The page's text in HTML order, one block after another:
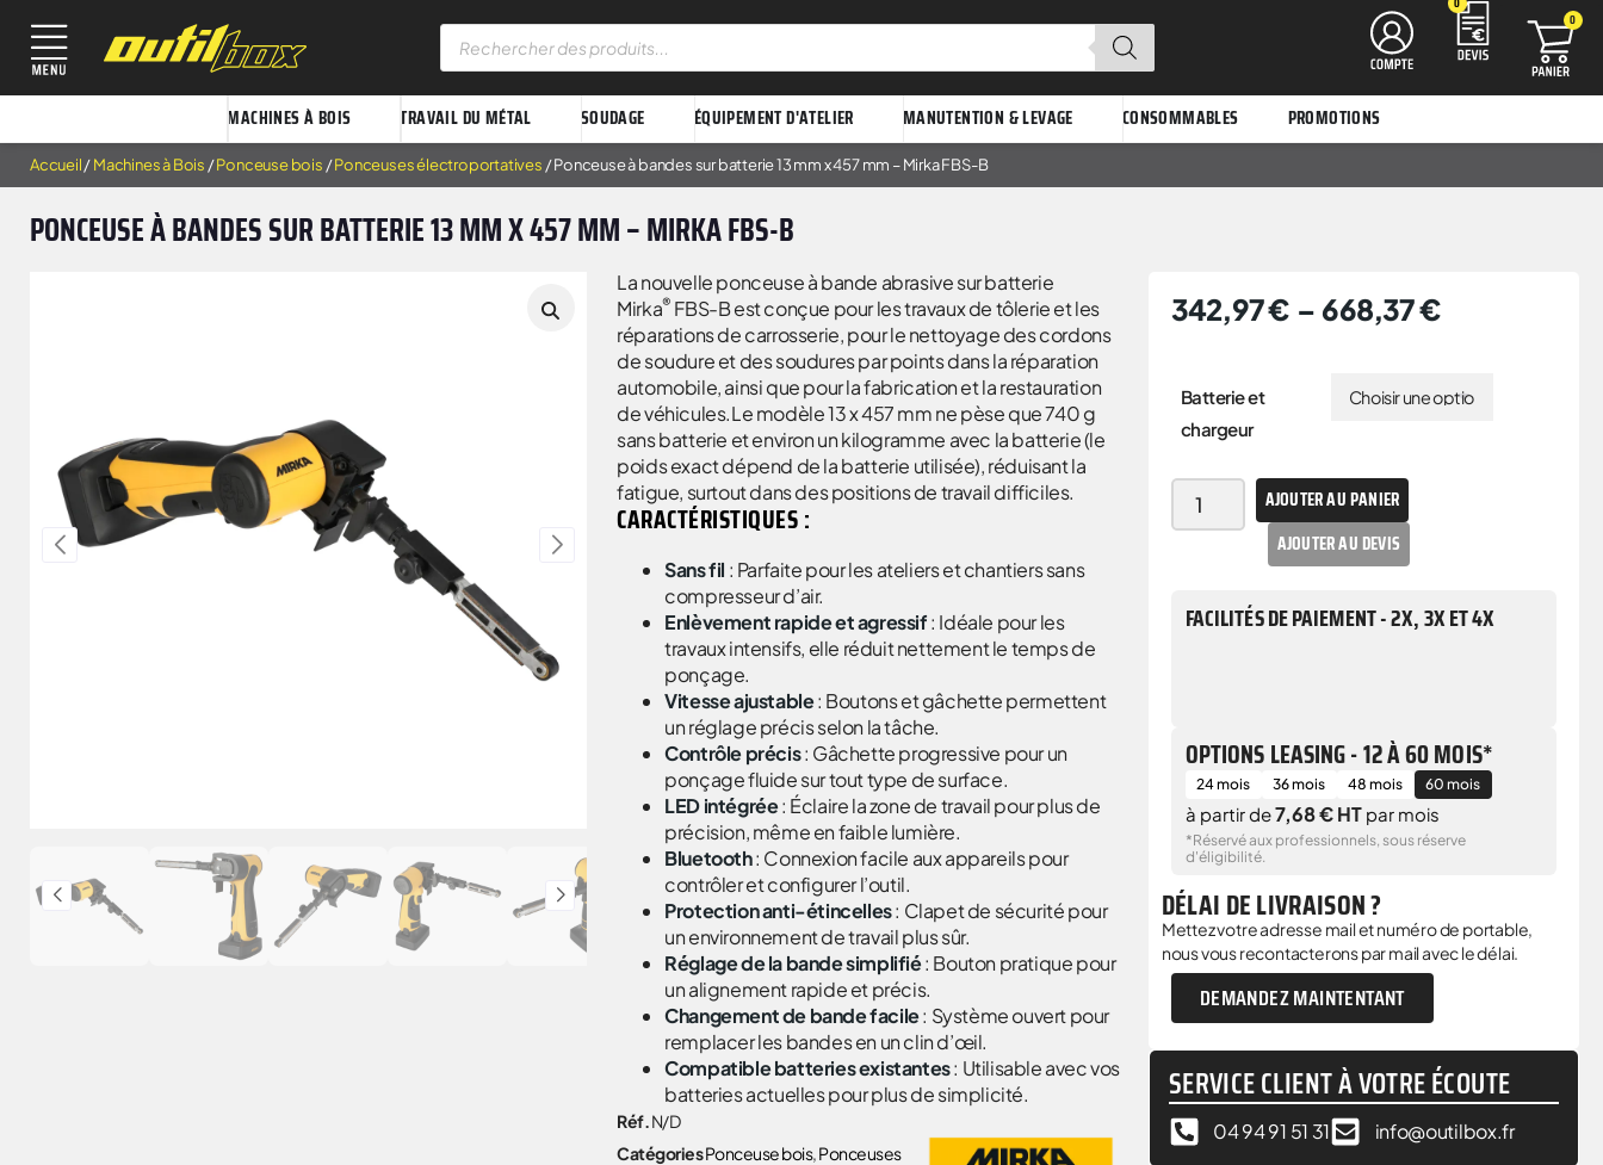
0
MACHINES À BOIS TRAVAIL DU MÉTAL SOUDAGE ÉQUIPEMENT D'ATELIER MANUTENTION & LEVAGE CONSOMMABLES PROMOTIONS
Accueil/Machines à Bois /Ponceuse bois /Ponceuses électroportatives / Ponceuse à bandes sur batterie 13 mm x 457 mm – Mirka FBS-B
PONCEUSE À BANDES SUR BATTERIE 13 MM X 457 MM – MIRKA FBS-B
La nouvelle ponceuse à bande abrasive sur batterie
Mirka® FBS-B est conçue pour les travaux de tôlerie et les
réparations de carrosserie, pour le nettoyage des cordons
de soudure et des soudures par points dans la réparation
automobile, ainsi que pour la fabrication et la restauration
de véhicules.Le modèle 13 x 457 mm ne pèse que 740 g
sans batterie et environ un kilogramme avec la batterie (le
poids exact dépend de la batterie utilisée), réduisant la
fatigue, surtout dans des positions de travail difficiles.
CARACTÉRISTIQUES :
Sans fil : Parfaite pour les ateliers et chantiers sans
compresseur d’air.
Enlèvement rapide et agressif: Idéale pour les
travaux intensifs, elle réduit nettement le temps de
ponçage.
Vitesse ajustable: Boutons et gâchette permettent
un réglage précis selon la tâche.
Contrôle précis: Gâchette progressive pour un
ponçage fluide sur tout type de surface.
LED intégrée: Éclaire la zone de travail pour plus de
précision, même en faible lumière.
Bluetooth: Connexion facile aux appareils pour
contrôler et configurer l’outil.
Protection anti-étincelles: Clapet de sécurité pour
un environnement de travail plus sûr.
Réglage de la bande simplifié: Bouton pratique pour
un alignement rapide et précis.
Changement de bande facile: Système ouvert pour
remplacer les bandes en un clin d’œil.
Compatible batteries existantes: Utilisable avec vos
batteries actuelles pour plus de simplicité.
Réf. N/D
CatégoriesPonceuse bois, Ponceuses
342,97€ – 668,37€
Batterie et
chargeur
AJOUTER AU PANIER
AJOUTER AU DEVIS
FACILITÉS DE PAIEMENT - 2X, 3X ET 4X
OPTIONS LEASING - 12 À 60 MOIS*
24 mois 36 mois 48 mois 60 mois
à partir de7,68 € HTpar mois
*Réservé aux professionnels, sous réserve
d'éligibilité.
DÉLAI DE LIVRAISON ?
Mettez votre adresse mail et numéro de portable,
nous vous recontacterons par mail avec le délai.
DEMANDEZ MAINTENTANT
SERVICE CLIENT À VOTRE ÉCOUTE
04 94 91 51 31 info@outilbox.fr